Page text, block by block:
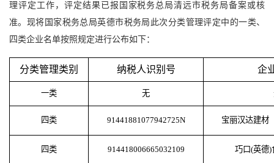
理评定工作，评定结果已报国家税务总局清远市税务局备案或核
准。现将国家税务总局英德市税务局此次分类管理评定中的一类、
四类企业名单按照规定进行公布如下：
分类管理类别 纳税人识别号 企
一类 无
四类 91441881077942725N 宝丽汉达建材
四类 914418006665032109 巧口(英德)